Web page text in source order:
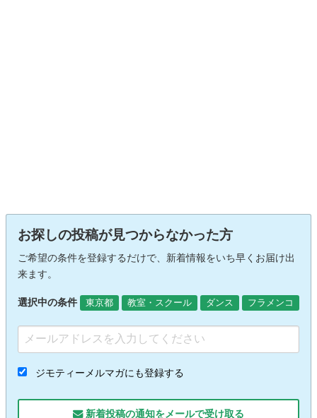
お探しの投稿が見つからなかった方
ご希望の条件を登録するだけで、新着情報をいち早くお届け出
来ます。
選択中の条件 東京都 教室・スクール ダンス フラメンコ
ジモティーメルマガにも登録する
新着投稿の通知をメールで受け取る